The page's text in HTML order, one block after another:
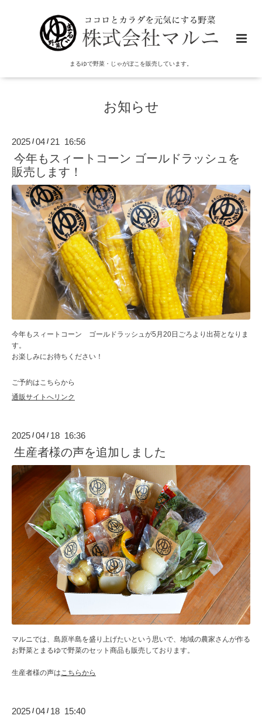
まるゆで野菜・じゃがぼこを販売しています。
お知らせ
2025 /04 / 21 16:56
今年もスィートコーン ゴールドラッシュを
販売します！
今年もスィートコーン ゴールドラッシュが5月20日ごろより出荷となりま
す。
お楽しみにお待ちください！
ご予約はこちらから
通販サイトへリンク
2025 /04 / 18 16:36
生産者様の声を追加しました
マルニでは、島原半島を盛り上げたいという思いで、地域の農家さんが作る
お野菜とまるゆで野菜のセット商品も販売しております。
生産者様の声は こちらから
2025 /04 / 18 15:40